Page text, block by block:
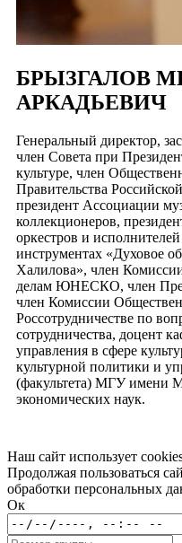
БРЫЗГАЛОВ
АРКАДЬЕВИЧ
Генеральный директор,
член Совета при
культуре, член
Правительства
президент Ассоциации
коллекционеров,
оркестров и
инструментах «Духовое
Халилова», член
делам ЮНЕСКО, член
член Комиссии
Россотрудничестве по
сотрудничества, доцент
управления в сфере
культурной политики и
(факультета) МГУ имени
экономических наук.
Наш сайт использует
Продолжая пользоваться
обработки персональных
Ок